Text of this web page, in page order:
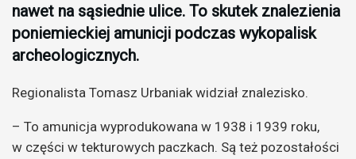
nawet na sąsiednie ulice. To skutek znalezienia
poniemieckiej amunicji podczas wykopalisk
archeologicznych.
Regionalista Tomasz Urbaniak widział znalezisko.
– To amunicja wyprodukowana w 1938 i 1939 roku,
w części w tekturowych paczkach. Są też pozostałości